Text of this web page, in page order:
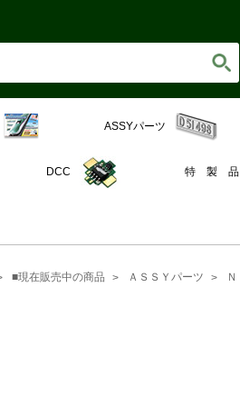
ASSYパーツ
DCC 特 製 品
■現在販売中の商品 ＡＳＳＹパーツ Ｎ